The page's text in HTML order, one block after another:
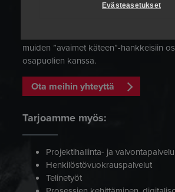
Evästeasetukset
suoritetaan valmistajan ohjeiden
muiden ”avaimet käteen”-hankkeisiin
osapuolien kanssa.
Ota meihin yhteyttä
Tarjoamme myös:
Projektihallinta- ja
Henkilöstövuokrauspalvelut
Telinetyöt